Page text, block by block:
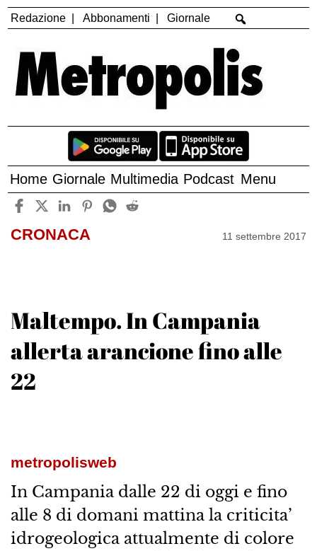
Redazione Abbonamenti Giornale
Home Giornale Multimedia Podcast Menu
CRONACA 11 settembre 2017
Maltempo. In Campania
allerta arancione fino alle
22
metropolisweb
In Campania dalle 22 di oggi e fino
alle 8 di domani mattina la criticita’
idrogeologica attualmente di colore